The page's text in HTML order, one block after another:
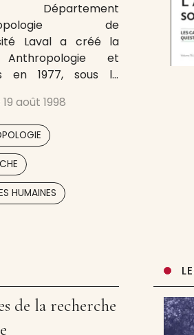
de
Laval a créé la
et
en 1977, sous la
rédacteurs se sont
(Mikhaël Elbaz,
Couillard, Serge
et, actuellement,
Saillant) et les
varié, passant de
à la parenté, des
19 août 1998
HUMAINES
de la recherche